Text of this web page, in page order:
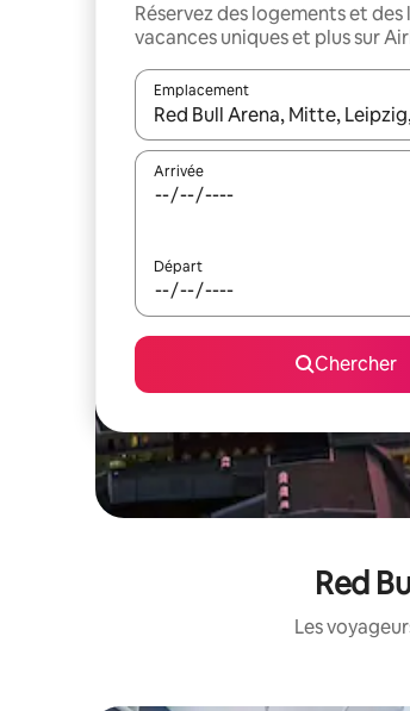
Réservez des logements et
vacances uniques et plus sur
Emplacement
Quand les résultats sont
Arrivée
Départ
Chercher
Red
Les